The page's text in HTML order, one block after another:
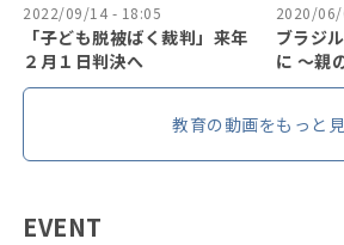
2022/09/14 - 18:05
「子ども脱被ばく裁判」来年
２月１日判決へ
2020/
ブラジ
に 〜親
教育の動画をもっと
EVENT